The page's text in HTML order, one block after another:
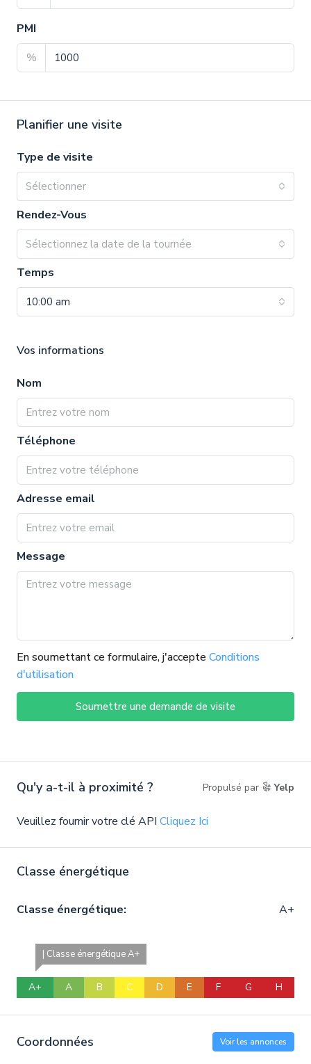
PMI
%
Planifier une visite
Type de visite
Sélectionner
Rendez-Vous
Sélectionnez la date de la tournée
Temps
10:00 am
Vos informations
Nom
Téléphone
Adresse email
Message
En soumettant ce formulaire, j'accepteConditions
d'utilisation
Soumettre une demande de visite
Qu'y a-t-il à proximité ? Propulsé par Yelp
Veuillez fournir votre clé API Cliquez Ici
Classe énergétique
Classe énergétique: A+
| Classe énergétique A+
A+ A B C D E F G H
Coordonnées Voir les annonces